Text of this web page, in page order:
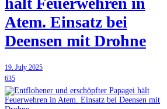
Atem. Einsatz bei
Deensen mit Drohne
19. July 2025
635